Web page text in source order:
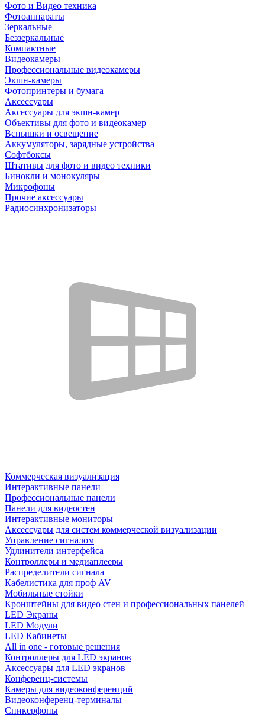
Фото и Видео техника
Фотоаппараты
Зеркальные
Беззеркальные
Компактные
Видеокамеры
Профессиональные видеокамеры
Экшн-камеры
Фотопринтеры и бумага
Аксессуары
Аксессуары для экшн-камер
Объективы для фото и видеокамер
Вспышки и освещение
Аккумуляторы, зарядные устройства
Софтбоксы
Штативы для фото и видео техники
Бинокли и монокуляры
Микрофоны
Прочие аксессуары
Радиосинхронизаторы
Коммерческая визуализация
Интерактивные панели
Профессиональные панели
Панели для видеостен
Интерактивные мониторы
Аксессуары для систем коммерческой визуализации
Управление сигналом
Удлинители интерфейса
Контроллеры и медиаплееры
Распределители сигнала
Кабелистика для проф AV
Мобильные стойки
Кронштейны для видео стен и профессиональных панелей
LED Экраны
LED Модули
LED Кабинеты
All in one - готовые решения
Контроллеры для LED экранов
Аксессуары для LED экранов
Конференц-системы
Камеры для видеоконференций
Видеоконференц-терминалы
Спикерфоны